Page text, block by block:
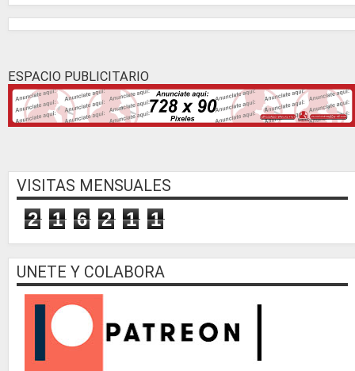
ESPACIO PUBLICITARIO
VISITAS MENSUALES
2 1 6 2 1 1
UNETE Y COLABORA